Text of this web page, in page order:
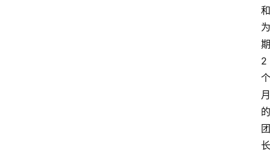
和
为
期
2
个
月
的
团
长